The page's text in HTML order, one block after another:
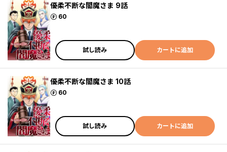
優柔不断な閻魔さま 9話
60
ポイント
試し読み カートに追加
優柔不断な閻魔さま 10話
60
ポイント
試し読み カートに追加